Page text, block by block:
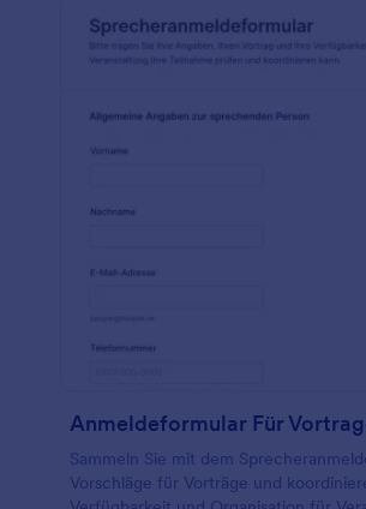
Anmeldeformular Für
Sammeln Sie mit dem
Vorschläge für Vorträge und